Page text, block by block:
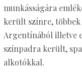
munkásságára
került színre,
Argentínából illetve
színpadra került,
alkotókkal.